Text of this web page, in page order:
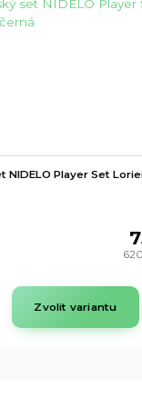
NIDELO Player Set
Zvolit variantu